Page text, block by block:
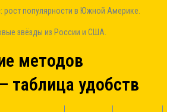
рост популярности в Южной Америке.
звёзды из России и США.
методов
таблица удобств